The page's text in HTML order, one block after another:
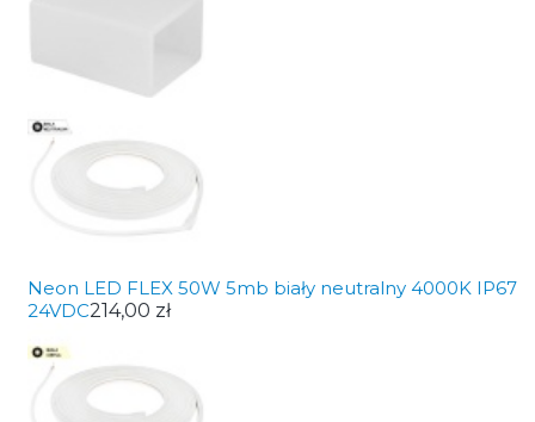
Neon LED FLEX 50W 5mb biały neutralny 4000K IP67
24VDC214,00 zł